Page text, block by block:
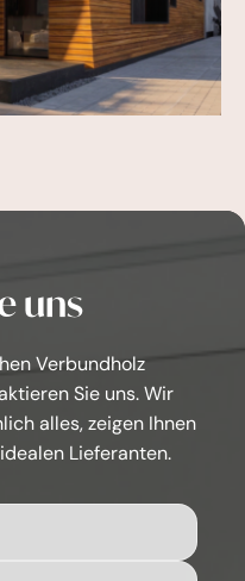
uns
Verbundholz
Sie uns. Wir
alles, zeigen Ihnen
Lieferanten.